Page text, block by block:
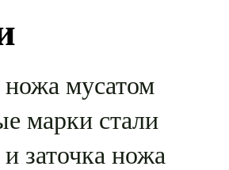
мусатом
марки стали
заточка ножа